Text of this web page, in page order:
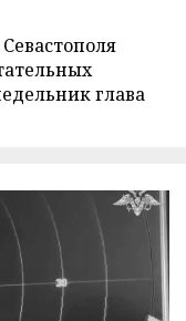
глава